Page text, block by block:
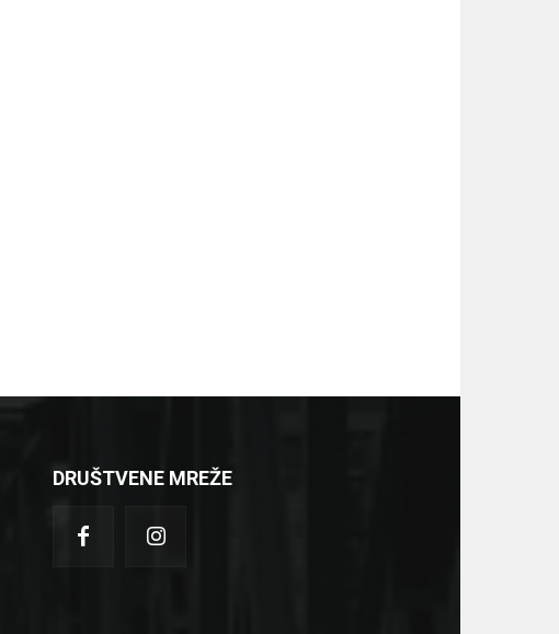
DRUŠTVENE MREŽE